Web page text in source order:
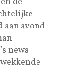
avond
news